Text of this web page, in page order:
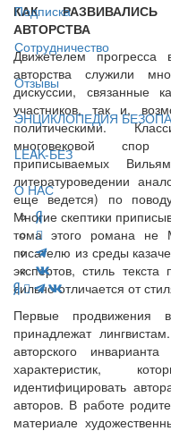
Подписка
Сотрудничество
Отзывы
ЭНЦИКЛОПЕДИЯ
LEAK-БЕЗ
О НАС
КАК РАЗВИВАЛИСЬ
АВТОРСТВА
Движетелем прогресса
авторства служили
дискуссии, связанные
участников, так и,
политическими.
многовековой спор
приписываемых
литературоведении
еще ведется) по
Многие скептики
тома этого романа не
писателю из среды
экспертов, стиль
сильно отличается от
Первые продвижения
принадлежат
авторского
характеристик,
идентифицировать
авторов. В работе
материале